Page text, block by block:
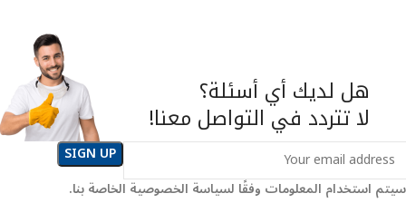
هل لديك أي أسئلة؟
لا تتردد في التواصل معنا!
سيتم استخدام المعلومات وفقًا لسياسة الخصوصية الخاصة بنا.